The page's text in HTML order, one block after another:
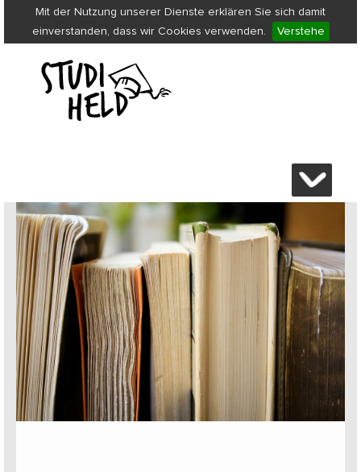
Mit der Nutzung unserer Dienste erklären Sie sich damit
einverstanden, dass wir Cookies verwenden.
Verstehe